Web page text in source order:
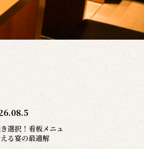
選択！看板メニュ
る宴の最適解